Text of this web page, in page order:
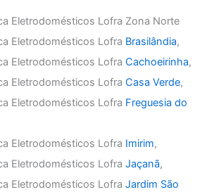
Eletrodomésticos Lofra Zona Norte
Eletrodomésticos Lofra Brasilândia,
Eletrodomésticos LofraCachoeirinha,
Eletrodomésticos LofraCasa Verde,
Eletrodomésticos Lofra Freguesia do
Eletrodomésticos Lofra Imirim,
Eletrodomésticos LofraJaçanã,
Eletrodomésticos LofraJardim São